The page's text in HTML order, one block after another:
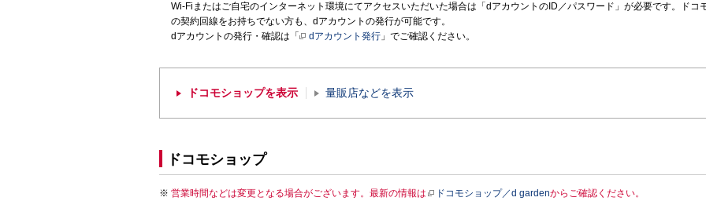
Wi-Fiまたはご自宅のインターネット環境にてアクセスいただいた場合は「dアカウントのID／パスワード」が必要です。ドコ
の契約回線をお持ちでない方も、dアカウントの発行が可能です。
dアカウントの発行・確認は「
dアカウント発行 」でご確認ください。
ドコモショップを表示 量販店などを表示
ドコモショップ
営業時間などは変更となる場合がございます。最新の情報は ドコモショップ／d gardenからご確認ください。